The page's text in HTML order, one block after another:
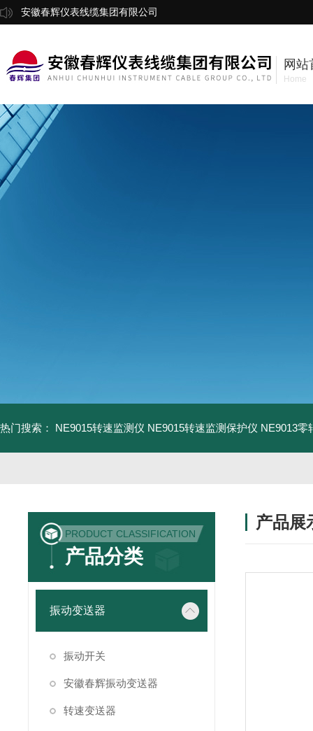
安徽春辉仪表线缆集团有限公司
网站
Home
热门搜索： NE9015转速监测仪 NE9015转速监测保护仪 NE9013零
PRODUCT CLASSIFICATION
产品分类
振动变送器
振动开关
安徽春辉振动变送器
转速变送器
产品展